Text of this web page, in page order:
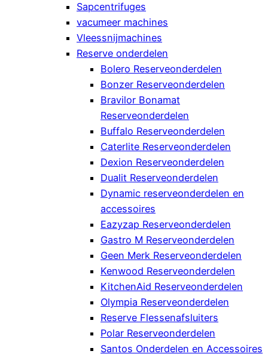
Sapcentrifuges
vacumeer machines
Vleessnijmachines
Reserve onderdelen
Bolero Reserveonderdelen
Bonzer Reserveonderdelen
Bravilor Bonamat
Reserveonderdelen
Buffalo Reserveonderdelen
Caterlite Reserveonderdelen
Dexion Reserveonderdelen
Dualit Reserveonderdelen
Dynamic reserveonderdelen en
accessoires
Eazyzap Reserveonderdelen
Gastro M Reserveonderdelen
Geen Merk Reserveonderdelen
Kenwood Reserveonderdelen
KitchenAid Reserveonderdelen
Olympia Reserveonderdelen
Reserve Flessenafsluiters
Polar Reserveonderdelen
Santos Onderdelen en Accessoires